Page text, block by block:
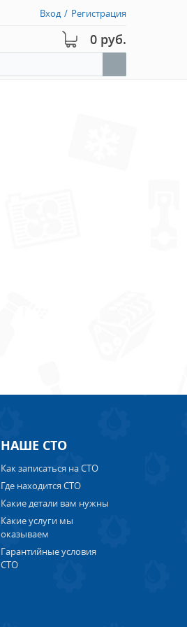
Вход / Регистрация
0 руб.
НАШЕ СТО
Как записаться на СТО
Где находится СТО
Какие детали вам нужны
Какие услуги мы
оказываем
Гарантийные условия
СТО